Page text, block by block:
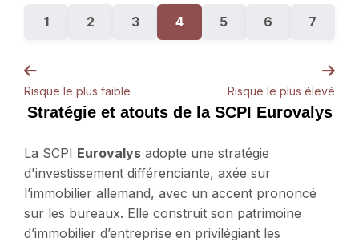
1 2 3 4 5 6 7
Risque le plus faible Risque le plus élevé
Stratégie et atouts de la SCPI Eurovalys
La SCPI Eurovalys adopte une stratégie
d'investissement différenciante, axée sur
l’immobilier allemand, avec un accent prononcé
sur les bureaux. Elle construit son patrimoine
d’immobilier d’entreprise en privilégiant les